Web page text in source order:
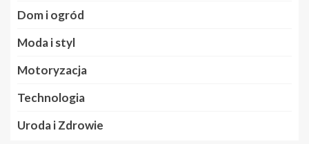
Dom i ogród
Moda i styl
Motoryzacja
Technologia
Uroda i Zdrowie